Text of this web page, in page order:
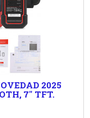
2025
7" TFT.